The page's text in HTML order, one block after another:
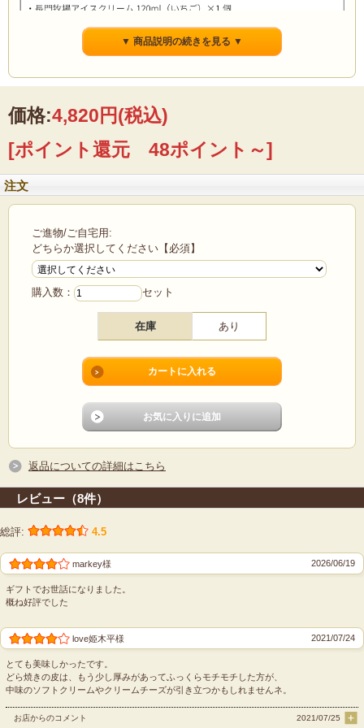
◎長門牧場のソフトクリームを使用したソフトクリームが入ったどら焼き
■アイスクリーム
・種類別：アイスクリーム
・賞味期限：―
・保存方法：-18℃以下で冷凍保存
・種類別：冷凍生菓子
・内容量：120ml
・賞味期限：180日
・保存方法：-18℃以下で冷凍保存
※商品の改訂などにより、商品パッケージの記載内容と異なる場合があります。
このセットの商品詳細は以下単品商品をご覧ください。
長門牧場アイスクリーム
価格:370円(税込)
長門牧場アイスクリーム
▼ 商品説明の続きを見る ▼
価格:4,820円(税込)
[ポイント還元 48ポイント～]
注文
ご進物/ご自宅用:
どちらか選択してください【必須】
購入数： セット
在庫 あり
返品についての詳細はこちら
レビュー（8件）
総評: 4.5
markey様 2026/06/19
ギフトでお世話になりました。
概ね好評でした
love姫木平様 2021/07/24
とても美味しかったです。
どら焼きの皮は、もう少し厚みがあってふっくらモチモチした方が、
中味のソフトクリームやクリームチーズが引き立つかもしれませんネ。
お店からのコメント 2021/07/25